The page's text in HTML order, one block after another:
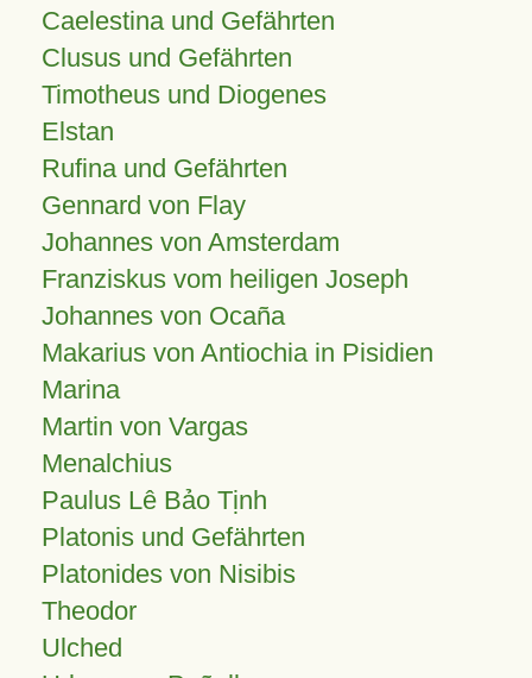
Caelestina und Gefährten
Clusus und Gefährten
Timotheus und Diogenes
Elstan
Rufina und Gefährten
Gennard von Flay
Johannes von Amsterdam
Franziskus vom heiligen Joseph
Johannes von Ocaña
Makarius von Antiochia in Pisidien
Marina
Martin von Vargas
Menalchius
Paulus Lê Bảo Tịnh
Platonis und Gefährten
Platonides von Nisibis
Theodor
Ulched